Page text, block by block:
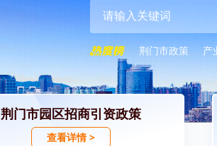
荆门市政策 产
荆门市园区招商引资政策
查看详情 >